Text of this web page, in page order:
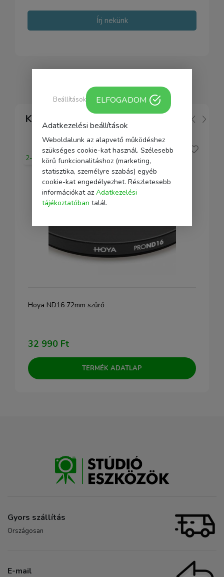
Írj nekünk
Kapcsolódó
2-5 nap
Hoya ND16 72mm szűrő
32 990 Ft
TERMÉK ADATLAP
Gyors szállítás
Országosan
E-mail
Adatkezelési beállítások
Weboldalunk az alapvető működéshez
szükséges cookie-kat használ. Szélesebb
körű funkcionalitáshoz (marketing,
statisztika, személyre szabás) egyéb
cookie-kat engedélyezhet. Részletesebb
információkat az Adatkezelési
tájékoztatóban talál.
Beállítások ELFOGADOM